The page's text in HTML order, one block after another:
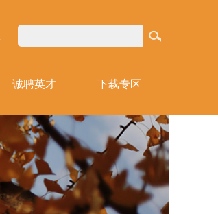
诚聘英才 下载专区